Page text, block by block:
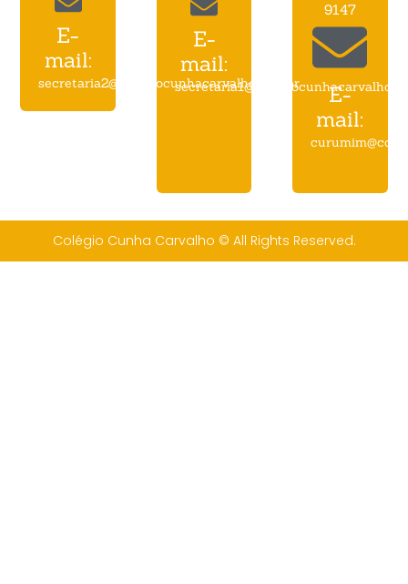
9147
E-
mail:
E-
mail:
E-
mail:
secretaria2@colegiocunhacarvalho.com.br
Colégio Cunha Carvalho © All Rights Reserved.